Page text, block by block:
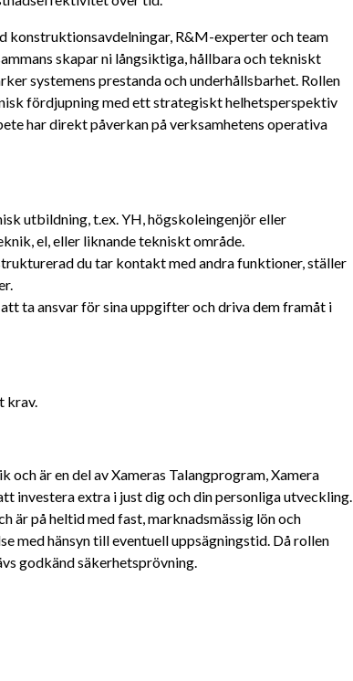
konstruktionsavdelningar, R&M-experter och team
skapar ni långsiktiga, hållbara och tekniskt
systemens prestanda och underhållsbarhet. Rollen
fördjupning med ett strategiskt helhetsperspektiv
har direkt påverkan på verksamhetens operativa
utbildning, t.ex. YH, högskoleingenjör eller
el, eller liknande tekniskt område.
du tar kontakt med andra funktioner, ställer
ta ansvar för sina uppgifter och driva dem framåt i
krav.
och är en del av Xameras Talangprogram, Xamera
investera extra i just dig och din personliga utveckling.
är på heltid med fast, marknadsmässig lön och
med hänsyn till eventuell uppsägningstid. Då rollen
godkänd säkerhetsprövning.